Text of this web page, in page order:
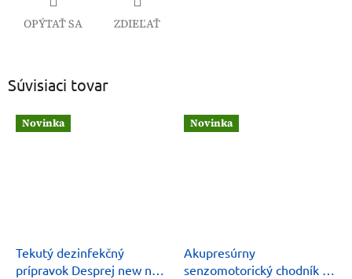
OPÝTAŤ SA ZDIEĽAŤ
Súvisiaci tovar
Novinka
Tekutý dezinfekčný
prípravok Desprej new na
Novinka
Akupresúrny
senzomotorický chodník na